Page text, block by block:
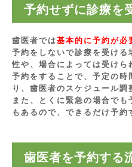
予約せずに診療を
歯医者では基本的に予約が必
予約をしないで診療を受け
性や、場合によっては受けら
予約をすることで、予定の
り、歯医者のスケジュール調
また、とくに緊急の場合で
もあるので、できるだけ予約
歯医者を予約する